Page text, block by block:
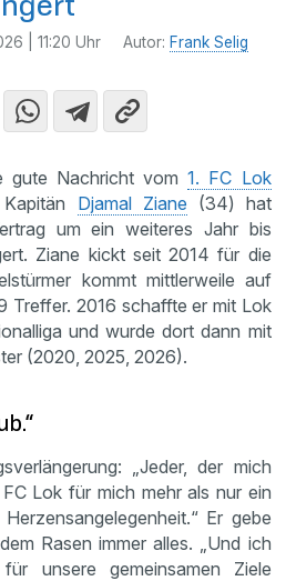
| 11:20 Uhr Autor: Frank Selig
gute Nachricht vom1. FC Lok
Djamal Ziane (34) hat
um ein weiteres Jahr bis
Ziane kickt seit 2014 für die
kommt mittlerweile auf
Treffer. 2016 schaffte er mit Lok
und wurde dort dann mit
(2020, 2025, 2026).
„Jeder, der mich
Lok für mich mehr als nur ein
Er gebe
Rasen immer alles. „Und ich
unsere gemeinsamen Ziele